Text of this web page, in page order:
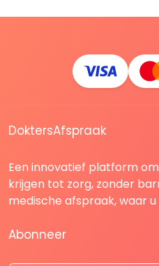
DoktersAfspraak
Een innovatief platform
krijgen tot zorg, zonder
medische afspraak, waar
Abonneer